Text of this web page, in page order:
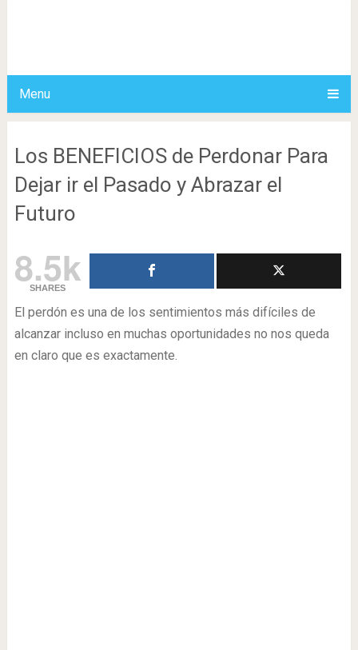
Menu
Los BENEFICIOS de Perdonar Para
Dejar ir el Pasado y Abrazar el
Futuro
8.5k
SHARES
El perdón es una de los sentimientos más difíciles de
alcanzar incluso en muchas oportunidades no nos queda
en claro que es exactamente.